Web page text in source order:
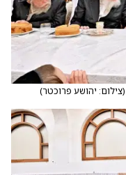
(צילום: יהושע פרוכטר)